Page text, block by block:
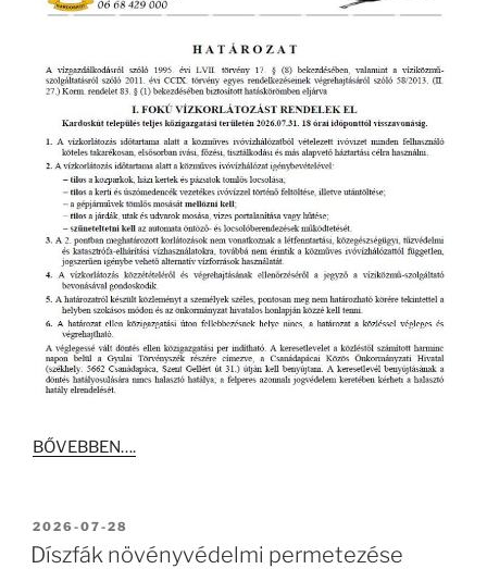
BŐVEBBEN….
BEKÜLDVE:
2026-07-28
Díszfák növényvédelmi permetezése